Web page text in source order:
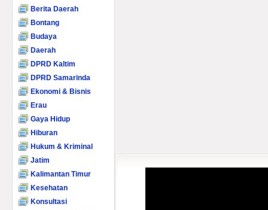
Berita Daerah
Bontang
Budaya
Daerah
DPRD Kaltim
DPRD Samarinda
Ekonomi & Bisnis
Erau
Gaya Hidup
Hiburan
Hukum & Kriminal
Jatim
Kalimantan Timur
Kesehatan
Konsultasi